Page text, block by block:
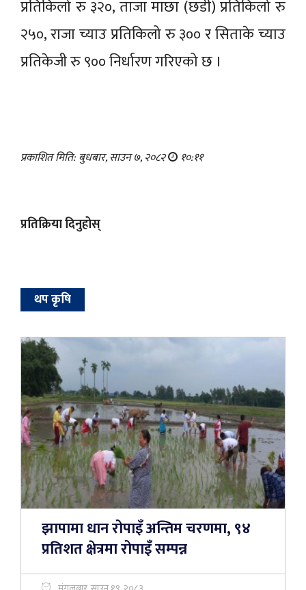
प्रतिकिलो रु ३२०, ताजा माछा (छडी) प्रतिकिलो रु
२५०, राजा च्याउ प्रतिकिलो रु ३०० र सिताके च्याउ
प्रतिकेजी रु ९०० निर्धारण गरिएको छ ।
प्रकाशित मिति: बुधबार, साउन ७, २०८२ १०:११
प्रतिक्रिया दिनुहोस्
थप कृषि
झापामा धान रोपाइँ अन्तिम चरणमा, ९४
प्रतिशत क्षेत्रमा रोपाइँ सम्पन्न